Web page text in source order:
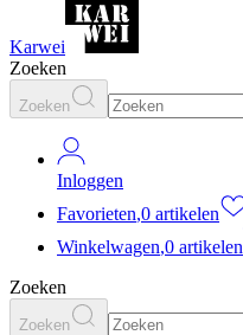
Karwei
Zoeken
Zoeken
Inloggen
Favorieten,0 artikelen
Winkelwagen,0 artikelen
Zoeken
Zoeken